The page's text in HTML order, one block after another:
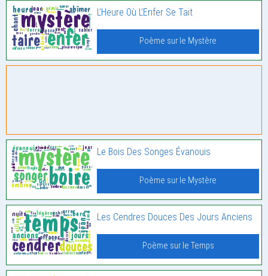
L’Heure Où L’Enfer Se Tait
Poème sur le Mystère
Le Bois Des Songes Évanouis
Poème sur le Mystère
Les Cendres Douces Des Jours Anciens
Poème sur le Temps